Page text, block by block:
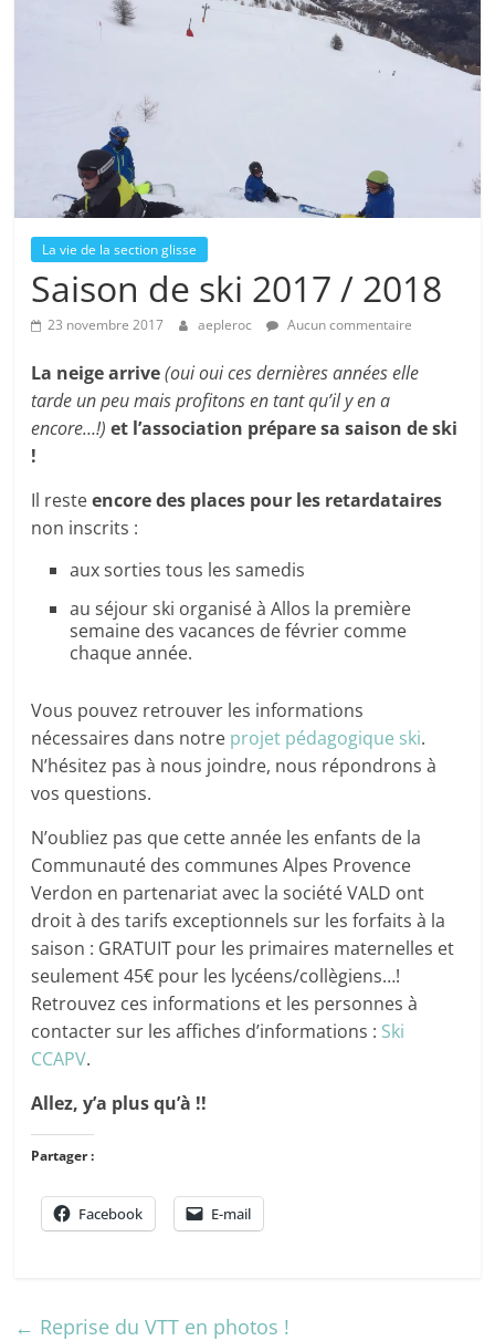
La vie de la section glisse
Saison de ski 2017 / 2018
23 novembre 2017 aepleroc Aucun commentaire
La neige arrive (oui oui ces dernières années elle
tarde un peu mais profitons en tant qu’il y en a
encore…!) et l’association prépare sa saison de ski
!
Il resteencore des places pour les retardataires
non inscrits :
aux sorties tous les samedis
au séjour ski organisé à Allos la première
semaine des vacances de février comme
chaque année.
Vous pouvez retrouver les informations
nécessaires dans notre projet pédagogique ski.
N’hésitez pas à nous joindre, nous répondrons à
vos questions.
N’oubliez pas que cette année les enfants de la
Communauté des communes Alpes Provence
Verdon en partenariat avec la société VALD ont
droit à des tarifs exceptionnels sur les forfaits à la
saison : GRATUIT pour les primaires maternelles et
seulement 45€ pour les lycéens/collègiens…!
Retrouvez ces informations et les personnes à
contacter sur les affiches d’informations : Ski
CCAPV.
Allez, y’a plus qu’à !!
Partager :
Facebook E-mail
← Reprise du VTT en photos !